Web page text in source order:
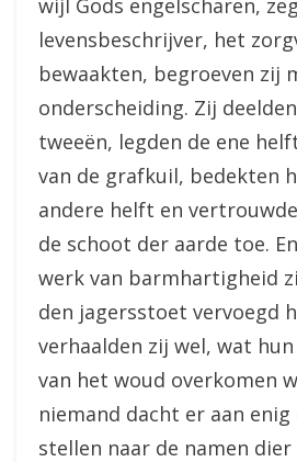
wijl Gods engelscharen,
levensbeschrijver, het
bewaakten, begroeven zij
onderscheiding. Zij
tweeën, legden de ene
van de grafkuil, bedekten
andere helft en
de schoot der aarde toe.
werk van barmhartigheid
den jagersstoet vervoegd
verhaalden zij wel, wat
van het woud overkomen
niemand dacht er aan
stellen naar de namen